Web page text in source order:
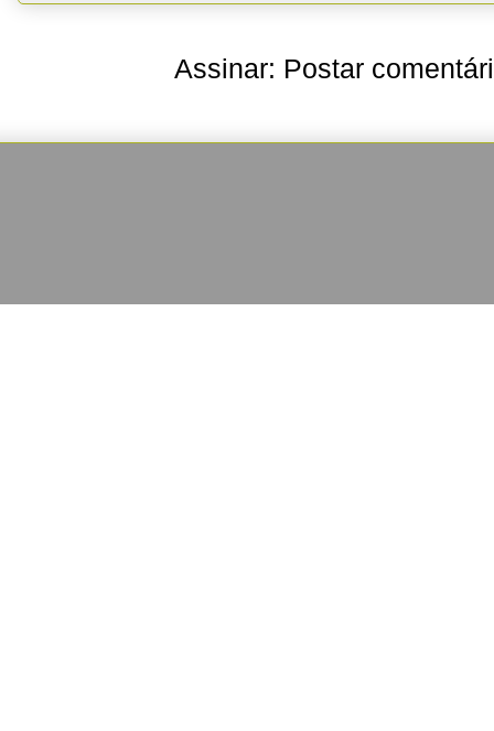
Assinar: Postar